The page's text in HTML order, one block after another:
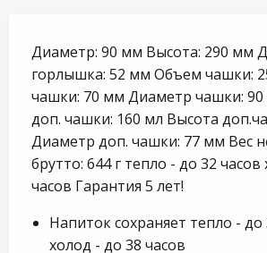
Диаметр: 90 мм Высота: 290 мм
горлышка: 52 мм Объем чашки:
чашки: 70 мм Диаметр чашки:
доп. чашки: 160 мл Высота
Диаметр доп. чашки: 77 мм Вес
брутто: 644 г тепло - до 32
часов Гарантия 5 лет!
Напиток сохраняет тепло - до
холод - до 38 часов